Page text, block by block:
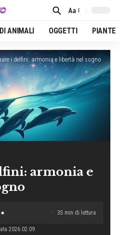
Font
Resizer
Aa
ANIMALI OGGETTI PIANTE
i delfini: armonia e libertà nel sogno
armonia e
2026.02.09.
35 min di lettura